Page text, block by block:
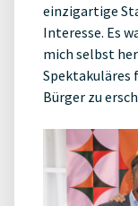
einzigartige
Interesse. Es
mich selbst
Spektakuläres
Bürger zu